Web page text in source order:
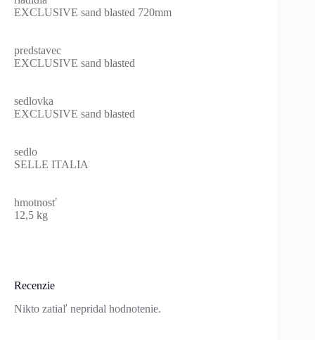
EXCLUSIVE sand blasted 720mm
predstavec
EXCLUSIVE sand blasted
sedlovka
EXCLUSIVE sand blasted
sedlo
SELLE ITALIA
hmotnosť
12,5 kg
Recenzie
Nikto zatiaľ nepridal hodnotenie.